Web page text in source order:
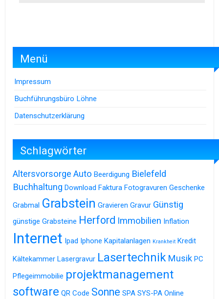
Menü
Impressum
Buchführungsbüro Löhne
Datenschutzerklärung
Schlagwörter
Altersvorsorge Auto Beerdigung Bielefeld
Buchhaltung Download Faktura Fotogravuren Geschenke
Grabmal Grabstein Gravieren Gravur Günstig
günstige Grabsteine Herford Immobilien Inflation
Internet Ipad Iphone Kapitalanlagen Krankheit Kredit
Kältekammer Lasergravur Lasertechnik Musik PC
Pflegeimmobilie projektmanagement
software QR Code Sonne SPA SYS-PA Online